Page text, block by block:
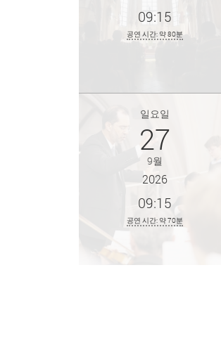
09:15
공연 시간: 약 80분
일요일
27
9월
2026
09:15
공연 시간: 약 70분